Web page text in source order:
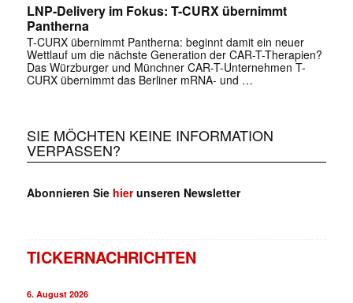
LNP-Delivery im Fokus: T-CURX übernimmt
Pantherna
T-CURX übernimmt Pantherna: beginnt damit ein neuer
Wettlauf um die nächste Generation der CAR-T-Therapien?
Das Würzburger und Münchner CAR-T-Unternehmen T-
CURX übernimmt das Berliner mRNA- und …
SIE MÖCHTEN KEINE INFORMATION
VERPASSEN?
Abonnieren Sie hierunseren Newsletter
TICKERNACHRICHTEN
6. August 2026